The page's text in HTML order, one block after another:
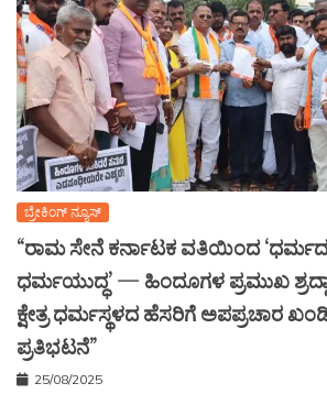
ಬ್ರೇಕಿಂಗ್ ನ್ಯೂಸ್
“ರಾಮ ಸೇನೆ ಕರ್ನಾಟಕ ವತಿಯಿಂದ
ಧರ್ಮಯುದ್ಧ’ — ಹಿಂದೂಗಳ ಪ್ರಮುಖ ಶ್ರದ್ಧಾ
ಕ್ಷೇತ್ರ ಧರ್ಮಸ್ಥಳದ ಹೆಸರಿಗೆ ಅಪಪ್ರಚಾರ
ಪ್ರತಿಭಟನೆ”
25/08/2025